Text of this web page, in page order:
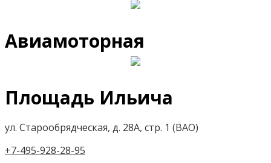
Авиамоторная
Площадь Ильича
ул. Старообрядческая, д. 28А, стр. 1 (ВАО)
+7-495-928-28-95